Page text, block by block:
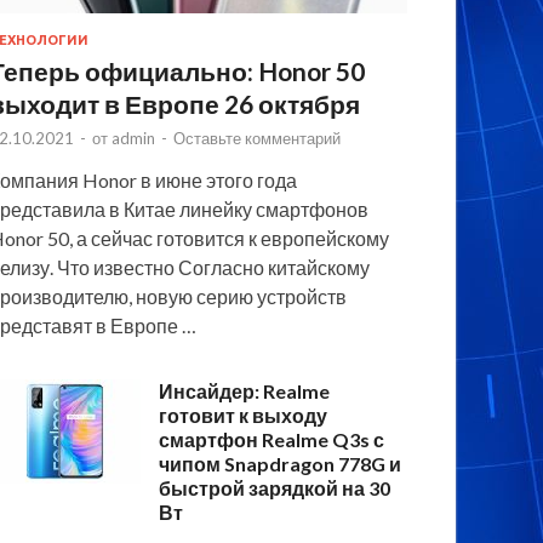
официально: Honor 50
в Европе 26 октября
- от admin - Оставьте комментарий
Honor в июне этого года
в Китае линейку смартфонов
50, а сейчас готовится к европейскому
Что известно Согласно китайскому
новую серию устройств
в Европе …
Инсайдер: Realme
готовит к выходу
смартфон Realme Q3s с
чипом Snapdragon 778G и
быстрой зарядкой на 30
Вт